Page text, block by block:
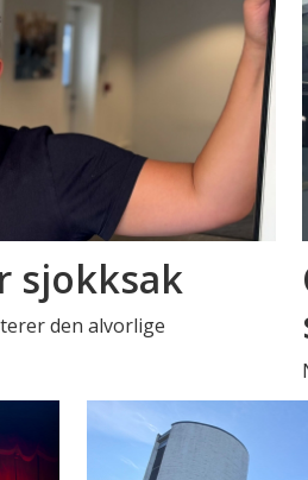
sjokksak
den alvorlige